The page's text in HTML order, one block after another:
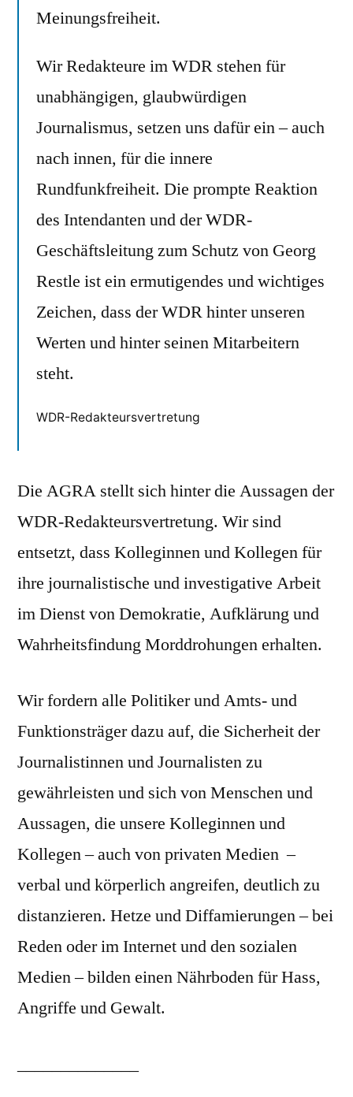
Meinungsfreiheit.
Wir Redakteure im WDR stehen für
unabhängigen, glaubwürdigen
Journalismus, setzen uns dafür ein – auch
nach innen, für die innere
Rundfunkfreiheit. Die prompte Reaktion
des Intendanten und der WDR-
Geschäftsleitung zum Schutz von Georg
Restle ist ein ermutigendes und wichtiges
Zeichen, dass der WDR hinter unseren
Werten und hinter seinen Mitarbeitern
steht.
WDR-Redakteursvertretung
Die AGRA stellt sich hinter die Aussagen der
WDR-Redakteursvertretung. Wir sind
entsetzt, dass Kolleginnen und Kollegen für
ihre journalistische und investigative Arbeit
im Dienst von Demokratie, Aufklärung und
Wahrheitsfindung Morddrohungen erhalten.
Wir fordern alle Politiker und Amts- und
Funktionsträger dazu auf, die Sicherheit der
Journalistinnen und Journalisten zu
gewährleisten und sich von Menschen und
Aussagen, die unsere Kolleginnen und
Kollegen – auch von privaten Medien –
verbal und körperlich angreifen, deutlich zu
distanzieren. Hetze und Diffamierungen – bei
Reden oder im Internet und den sozialen
Medien – bilden einen Nährboden für Hass,
Angriffe und Gewalt.